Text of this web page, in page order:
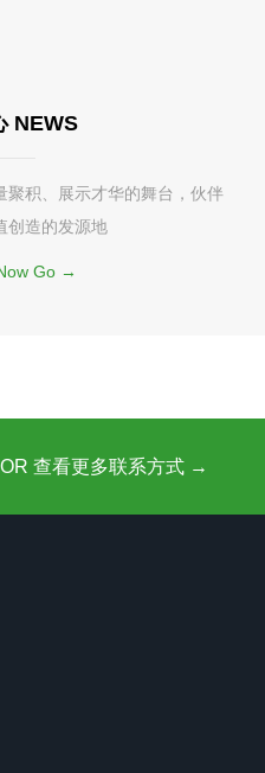
NEWS
聚积、展示才华的舞台，伙伴
创造的发源地
Go →
查看更多联系方式 →